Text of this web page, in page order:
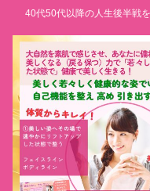
40代50代以降の人生後半戦